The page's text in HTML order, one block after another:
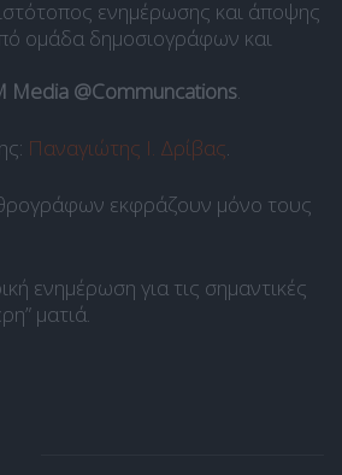
ενημέρωσης και άποψης
ομάδα δημοσιογράφων και
Media @Communcations.
Παναγιώτης Ι. Δρίβας.
εκφράζουν μόνο τους
ενημέρωση για τις σημαντικές
ματιά.